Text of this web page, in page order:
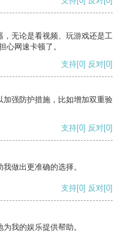
无论是看视频、玩游戏还是工
心网速卡顿了。
支持[0] 反对[0]
强防护措施，比如增加双重验
支持[0] 反对[0]
做出更准确的选择。
支持[0] 反对[0]
我的娱乐提供帮助。